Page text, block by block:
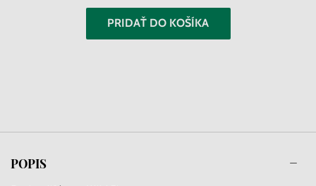
PRIDAŤ DO KOŠÍKA
POPIS